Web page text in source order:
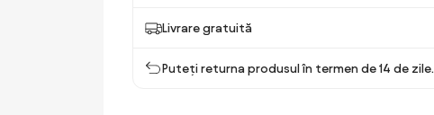
Livrare gratuită
Puteți returna produsul în termen de 14 de zile.